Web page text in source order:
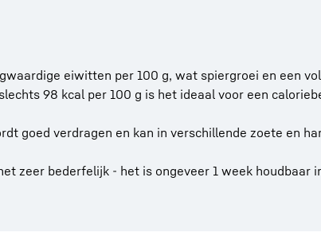
eiwitten per 100 g, wat spiergroei en een
98 kcal per 100 g is het ideaal voor een
goed verdragen en kan in verschillende zoete en
zeer bederfelijk - het is ongeveer 1 week houdbaar